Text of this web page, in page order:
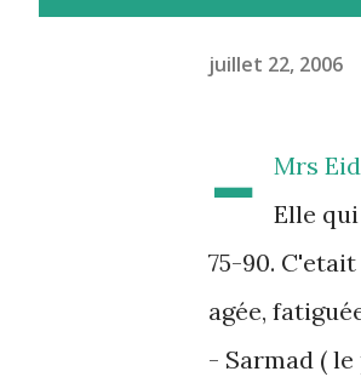
juillet 22, 2006
-
Mrs
Elle
75-90.
agée,
- Sarmad (